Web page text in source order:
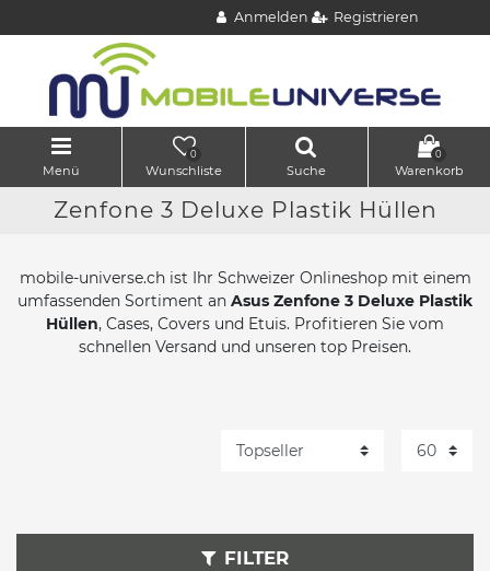
Anmelden Registrieren
Menü
0
Wunschliste Suche
0
Warenkorb
Zenfone 3 Deluxe Plastik Hüllen
mobile-universe.ch ist Ihr Schweizer Onlineshop mit einem
umfassenden Sortiment an Asus Zenfone 3 Deluxe Plastik
Hüllen, Cases, Covers und Etuis. Profitieren Sie vom
schnellen Versand und unseren top Preisen.
FILTER